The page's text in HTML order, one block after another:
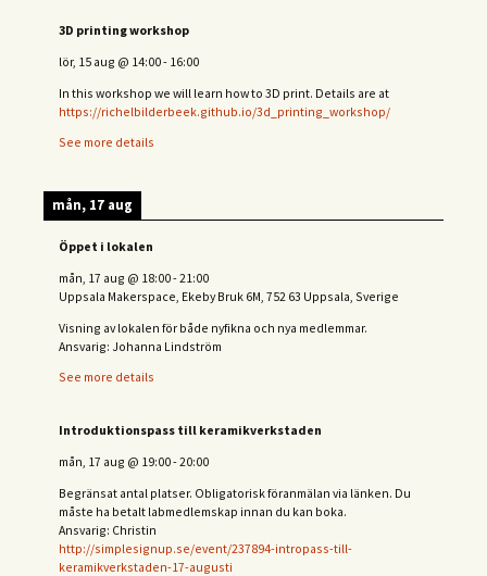
3D printing workshop
lör, 15 aug @ 14:00- 16:00
In this workshop we will learn how to 3D print. Details are at
https://richelbilderbeek.github.io/3d_printing_workshop/
See more details
mån, 17 aug
Öppet i lokalen
mån, 17 aug @ 18:00-21:00
Uppsala Makerspace, Ekeby Bruk 6M, 752 63 Uppsala, Sverige
Visning av lokalen för både nyfikna och nya medlemmar.
Ansvarig: Johanna Lindström
See more details
Introduktionspass till keramikverkstaden
mån, 17 aug @ 19:00-20:00
Begränsat antal platser. Obligatorisk föranmälan via länken. Du
måste ha betalt labmedlemskap innan du kan boka.
Ansvarig: Christin
http://simplesignup.se/event/237894-intropass-till-
keramikverkstaden-17-augusti